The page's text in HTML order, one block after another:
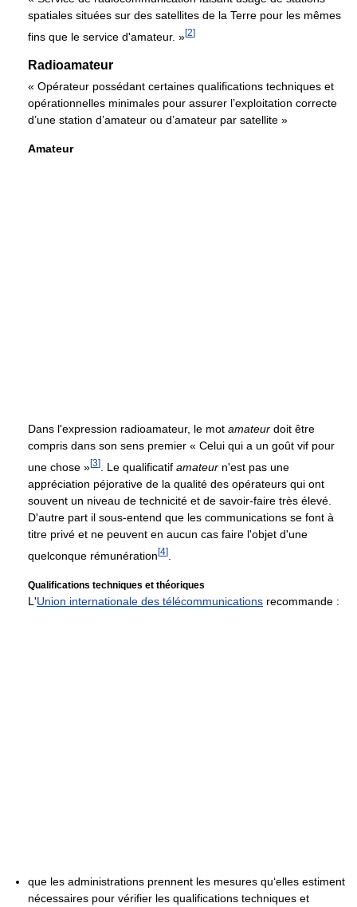
spatiales situées sur des satellites de la Terre pour les mêmes
fins que le service d'amateur. »[2]
Radioamateur
« Opérateur possédant certaines qualifications techniques et
opérationnelles minimales pour assurer l’exploitation correcte
d’une station d’amateur ou d’amateur par satellite »
Amateur
Dans l'expression radioamateur, le mot amateur doit être
compris dans son sens premier « Celui qui a un goût vif pour
une chose »[3] . Le qualificatif amateur n'est pas une
appréciation péjorative de la qualité des opérateurs qui ont
souvent un niveau de technicité et de savoir-faire très élevé.
D'autre part il sous-entend que les communications se font à
titre privé et ne peuvent en aucun cas faire l'objet d'une
quelconque rémunération [4]
Qualifications techniques et théoriques
L'Union internationale des télécommunications recommande :
que les administrations prennent les mesures qu‘elles estiment
nécessaires pour vérifier les qualifications techniques et